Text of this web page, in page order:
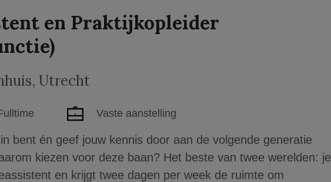
en Praktijkopleider
, Utrecht
Vaste aanstelling
bent én geef jouw kennis door aan de volgende generatie
kiezen voor deze baan? Het beste van twee werelden: je
en krijgt twee dagen per week de ruimte om